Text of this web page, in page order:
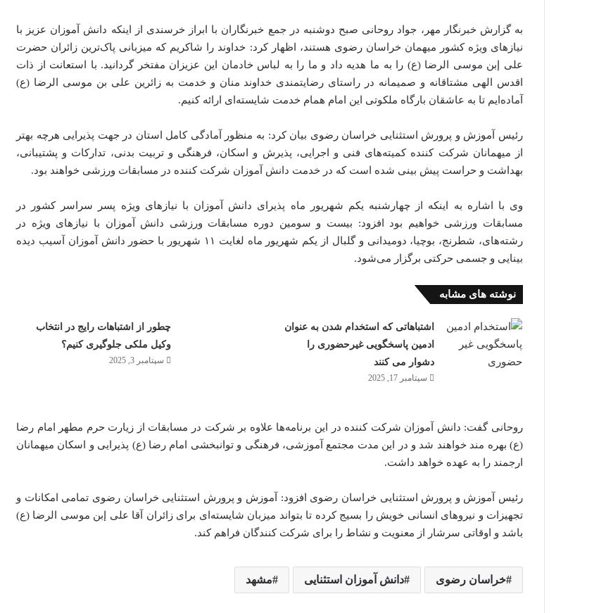
به گزارش خبرنگار مهر، جواد روحانی صبح دوشنبه در جمع خبرنگاران با ابراز خرسندی از اینکه دانش آموزان عزیز با
نیازهای ویژه کشور میهمان خراسان رضوی هستند، اظهار کرد: خداوند را شاکریم که میزبانی پاک‌ترین زائران حضرت
علی إبن موسى الرضا (ع) را به ما هدیه داد و ما را به لباس خادمان این عزیزان مفتخر گردانید. با استعانت از ذات
اقدس الهی مشتاقانه و صمیمانه در راستای رضایتمندی خداوند منان و خدمت به زائرین علی بن موسی الرضا (ع)
آماده‌ایم تا به عاشقان بارگاه ملکوتی این امام همام خدمت شایسته‌ای ارائه کنیم.
رئیس آموزش و پرورش استثنایی خراسان رضوی بیان کرد: به منظور آمادگی کامل استان در جهت پذیرایی هرچه بهتر
از میهمانان شرکت کننده کمیته‌های فنی و اجرایی، پذیرش و اسکان، فرهنگی و تربیت بدنی، تدارکات و پشتیبانی،
بهداشت و حراست پیش بینی شده است که در خدمت دانش آموزان شرکت کننده در مسابقات ورزشی خواهند بود.
وی با اشاره به اینکه از چهارشنبه یکم شهریور ماه پذیرای دانش آموزان با نیازهای ویژه پسر سراسر کشور در
مسابقات ورزشی خواهیم بود افزود: بیست و سومین دوره مسابقات ورزشی دانش آموزان با نیازهای ویژه در
رشته‌های، شطرنج، بوچیا، دومیدانی و گلبال از یکم شهریور ماه لغایت ۱۱ شهریور با حضور دانش آموزان آسیب دیده
بینایی و جسمی حرکتی برگزار می‌شود.
نوشته های مشابه
اشتباهاتی که استخدام شدن به عنوان
ادمین پاسخگویی غیرحضوری را
دشوار می کنند
سپتامبر 17, 2025
چطور از اشتباهات رایج در انتخاب
وکیل ملکی جلوگیری کنیم؟
سپتامبر 3, 2025
روحانی گفت: دانش آموزان شرکت کننده در این برنامه‌ها علاوه بر شرکت در مسابقات از زیارت حرم مطهر امام رضا
(ع) بهره مند خواهند شد و در این مدت مجتمع آموزشی، فرهنگی و توانبخشی امام رضا (ع) پذیرایی و اسکان میهمانان
ارجمند را به عهده خواهد داشت.
رئیس آموزش و پرورش استثنایی خراسان رضوی افزود: آموزش و پرورش استثنایی خراسان رضوی تمامی امکانات و
تجهیزات و نیروهای انسانی خویش را بسیج کرده تا بتواند میزبان شایسته‌ای برای زائران آقا علی إبن موسى الرضا (ع)
باشد و اوقاتی سرشار از معنویت و نشاط را برای شرکت کنندگان فراهم کند.
خراسان رضوی دانش آموزان استثنایی مشهد